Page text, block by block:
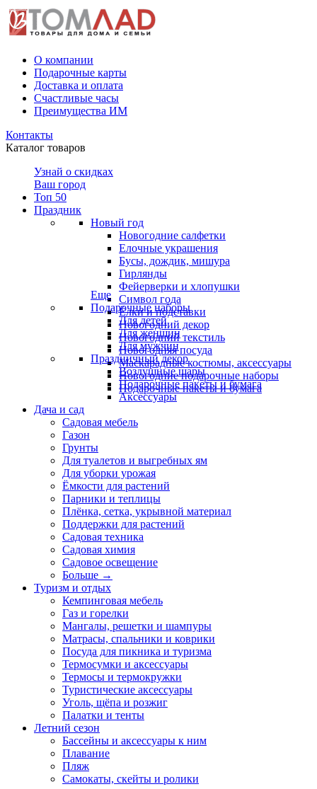
О компании
Подарочные карты
Доставка и оплата
Счастливые часы
Преимущества ИМ
Контакты
Каталог товаров
Узнай о скидках
Ваш город
Топ 50
Праздник
Новый год
Новогодние салфетки
Елочные украшения
Бусы, дождик, мишура
Гирлянды
Фейерверки и хлопушки
Символ года
Ёлки и подставки
Новогодний декор
Новогодний текстиль
Новогодняя посуда
Маскарадные костюмы, аксессуары
Новогодние подарочные наборы
Подарочные пакеты и бумага
Еще
Подарочные наборы
Для детей
Для женщин
Для мужчин
Праздничный декор
Воздушные шары
Подарочные пакеты и бумага
Аксессуары
Дача и сад
Садовая мебель
Газон
Грунты
Для туалетов и выгребных ям
Для уборки урожая
Ёмкости для растений
Парники и теплицы
Плёнка, сетка, укрывной материал
Поддержки для растений
Садовая техника
Садовая химия
Садовое освещение
Больше →
Туризм и отдых
Кемпинговая мебель
Газ и горелки
Мангалы, решетки и шампуры
Матрасы, cпальники и коврики
Посуда для пикника и туризма
Термосумки и аксессуары
Термосы и термокружки
Туристические аксессуары
Уголь, щёпа и розжиг
Палатки и тенты
Летний сезон
Бассейны и аксессуары к ним
Плавание
Пляж
Самокаты, скейты и ролики